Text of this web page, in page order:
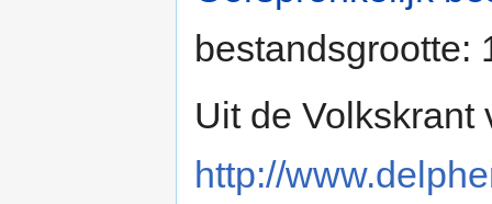
bestandsgrootte:
Uit de Volkskrant
http://